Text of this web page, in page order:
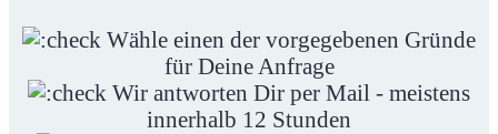
Wähle einen der vorgegebenen Gründe
für Deine Anfrage
Wir antworten Dir per Mail - meistens
innerhalb 12 Stunden